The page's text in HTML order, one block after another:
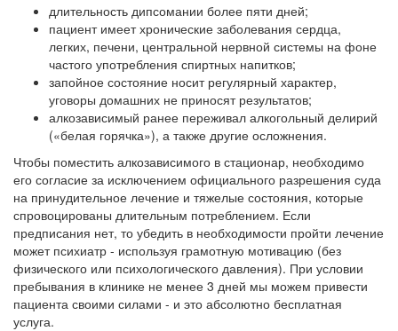
длительность дипсомании более пяти дней;
пациент имеет хронические заболевания сердца,
легких, печени, центральной нервной системы на фоне
частого употребления спиртных напитков;
запойное состояние носит регулярный характер,
уговоры домашних не приносят результатов;
алкозависимый ранее переживал алкогольный делирий
(«белая горячка»), а также другие осложнения.
Чтобы поместить алкозависимого в стационар, необходимо
его согласие за исключением официального разрешения суда
на принудительное лечение и тяжелые состояния, которые
спровоцированы длительным потреблением. Если
предписания нет, то убедить в необходимости пройти лечение
может психиатр - используя грамотную мотивацию (без
физического или психологического давления). При условии
пребывания в клинике не менее 3 дней мы можем привести
пациента своими силами - и это абсолютно бесплатная
услуга.